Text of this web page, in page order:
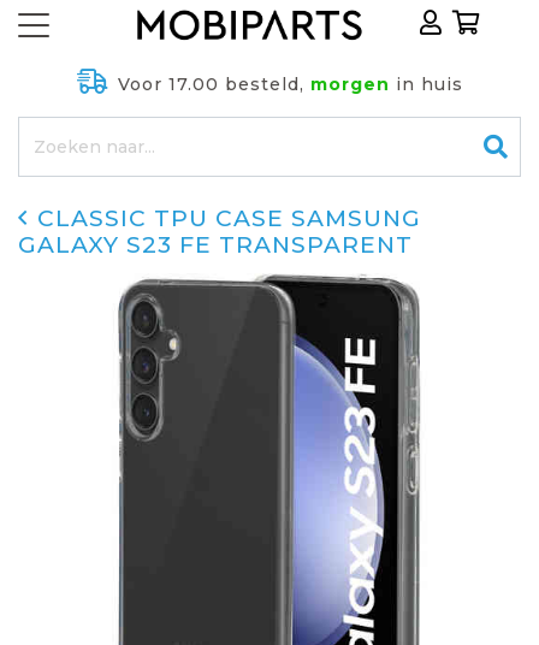
Voor 17.00 besteld, morgen in huis
CLASSIC TPU CASE SAMSUNG
GALAXY S23 FE TRANSPARENT